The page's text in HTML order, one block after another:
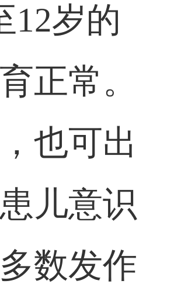
12岁的
正常。
也可出
儿意识
数发作